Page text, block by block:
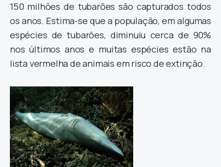
150 milhões de tubarões são capturados todos
os anos. Estima-se que a população, em algumas
espécies de tubarões, diminuiu cerca de 90%
nos últimos anos e muitas espécies estão na
lista vermelha de animais em risco de extinção.